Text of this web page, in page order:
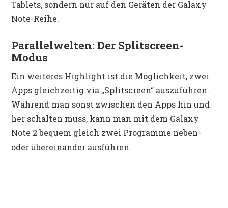
Tablets, sondern nur auf den Geräten der Galaxy
Note-Reihe.
Parallelwelten: Der Splitscreen-
Modus
Ein weiteres Highlight ist die Möglichkeit, zwei
Apps gleichzeitig via „Splitscreen“ auszuführen.
Während man sonst zwischen den Apps hin und
her schalten muss, kann man mit dem Galaxy
Note 2 bequem gleich zwei Programme neben-
oder übereinander ausführen.